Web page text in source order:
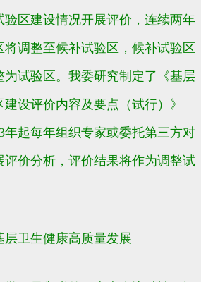
验区建设情况开展评价，连续两年
调整至候补试验区，候补试验区
试验区。我委研究制定了《基层
设评价内容及要点（试行）》
年起每年组织专家或委托第三方对
价分析，评价结果将作为调整试
卫生健康高质量发展